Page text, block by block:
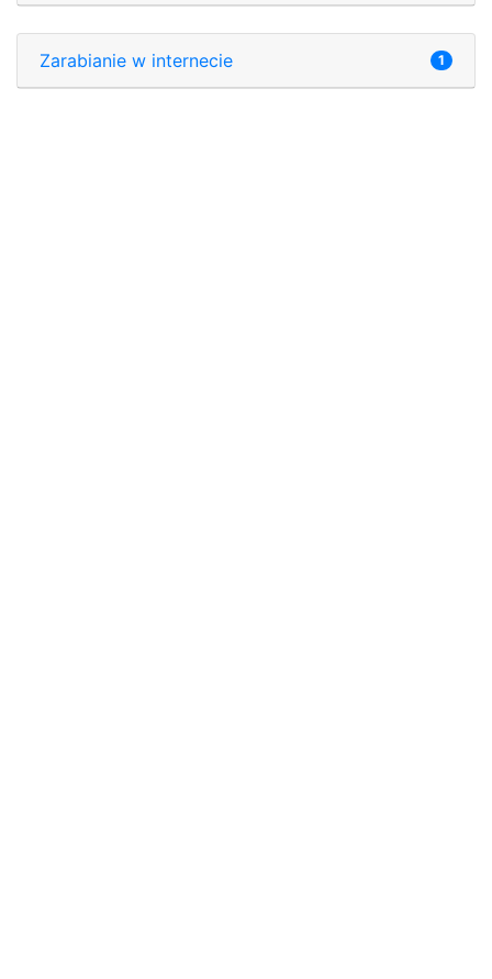
Zarabianie w internecie 1